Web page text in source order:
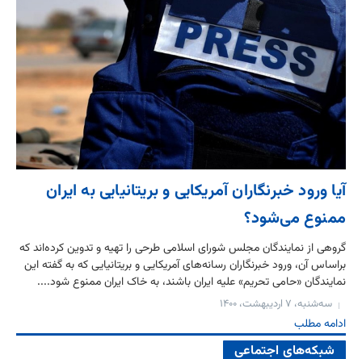
آیا ورود خبرنگاران آمریکایی و بریتانیایی به ایران
ممنوع می‌شود؟
گروهی از نمایندگان مجلس شورای اسلامی طرحی را تهیه و تدوین کرده‌اند که
براساس آن، ورود خبرنگاران رسانه‌های آمریکایی و بریتانیایی که به گفته این
نمایندگان «حامی تحریم» علیه ایران باشند، به خاک ایران ممنوع شود....
سه‌شنبه، ۷ اردیبهشت، ۱۴۰۰
ادامه مطلب
شبکه‌های اجتماعی